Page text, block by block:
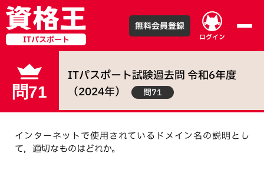
ITパスポート ログイン
無料会員登録
問71
ITパスポート試験過去問令和6年度
（2024年） 問71
インターネットで使用されているドメイン名の説明とし
て，適切なものはどれか。